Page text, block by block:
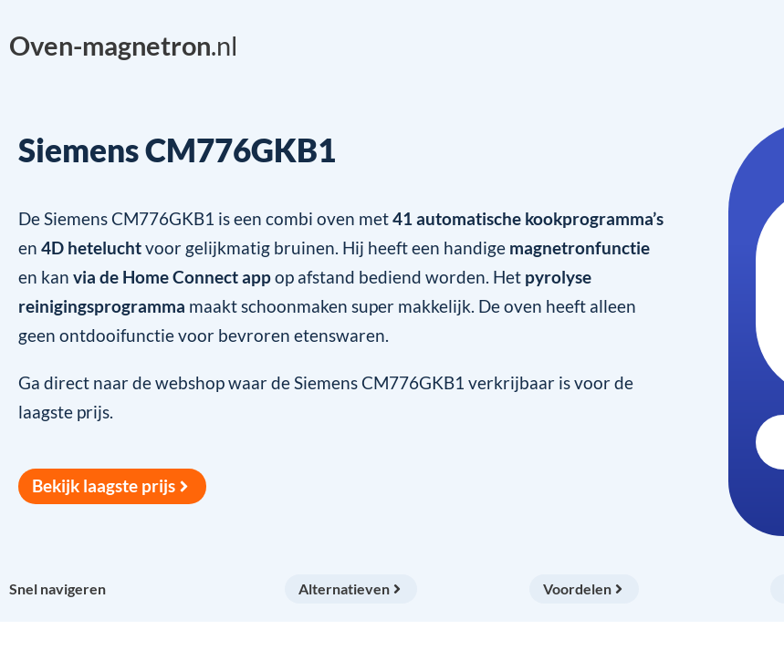
Oven-magnetron.nl
Siemens CM776GKB1
De Siemens CM776GKB1 is een combi oven met41 automatische kookprogramma’s
en 4D heteluchtvoor gelijkmatig bruinen. Hij heeft een handige magnetronfunctie
en kan via de Home Connect appop afstand bediend worden. Het pyrolyse
reinigingsprogramma maakt schoonmaken super makkelijk. De oven heeft alleen
geen ontdooifunctie voor bevroren etenswaren.
Ga direct naar de webshop waar de Siemens CM776GKB1 verkrijbaar is voor de
laagste prijs.
Bekijk laagste prijs
Snel navigeren Alternatieven Voordelen